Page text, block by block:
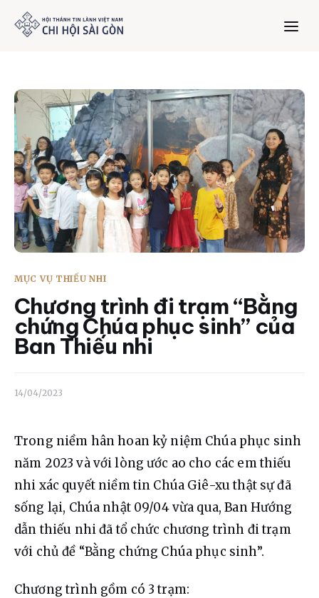
Trang chủ
Giới thiệu
Dưỡng Linh
Thư viện
Bản tin
Mục vụ
Liên hệ
Dâng hiến
MỤC VỤ THIẾU NHI
Chương trình đi trạm “Bằng
chứng Chúa phục sinh” của
Ban Thiếu nhi
14/04/2023
Trong niềm hân hoan kỷ niệm Chúa phục sinh
năm 2023 và với lòng ước ao cho các em thiếu
nhi xác quyết niềm tin Chúa Giê-xu thật sự đã
sống lại, Chúa nhật 09/04 vừa qua, Ban Hướng
dẫn thiếu nhi đã tổ chức chương trình đi trạm
với chủ đề “Bằng chứng Chúa phục sinh”.
Chương trình gồm có 3 trạm: